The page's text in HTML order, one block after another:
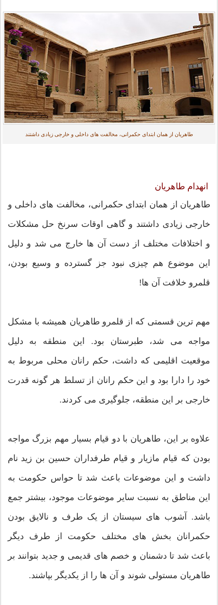
طاهریان از همان ابتدای حکمرانی، مخالفت های داخلی و خارجی زیادی داشتند
انهدام طاهریان
طاهریان از همان ابتدای حکمرانی، مخالفت های داخلی و
خارجی زیادی داشتند و گاهی اوقات سرنخ حل مشکلات
و اختلافات مختلف از دست آن ها خارج می شد و دلیل
این موضوع هم چیزی نبود جز گسترده و وسیع بودن،
قلمرو خلافت آن ها!
مهم ترین قسمتی که از قلمرو طاهریان همیشه با مشکل
مواجه می شد، طبرستان بود. این منطقه به دلیل
موقعیت اقلیمی که داشت، حکم رانان محلی مربوط به
خود را دارا بود و این حکم رانان از تسلط هر گونه قدرت
خارجی بر این منطقه، جلوگیری می کردند.
علاوه بر این، طاهریان با دو قیام بسیار مهم بزرگ مواجه
بودن که قیام مازیار و قیام طرفداران حسین بن زید نام
داشت و این موضوعات باعث شد تا حواس حکومت به
این مناطق به نسبت سایر موضوعات موجود، بیشتر جمع
باشد. آشوب های سیستان از یک طرف و نالایق بودن
حکمرانان بخش های مختلف حکومت از طرف دیگر
باعث شد تا دشمنان و خصم های قدیمی و جدید بتوانند بر
طاهریان مستولی شوند و آن ها را از یکدیگر بپاشند.